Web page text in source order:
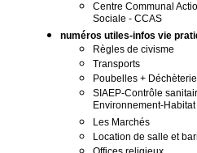
Centre Communal
Sociale - CCAS
numéros utiles-infos vie
Règles de civisme
Transports
Poubelles + Déchèterie
SIAEP-Contrôle
Environnement-Habitat
Les Marchés
Location de salle et